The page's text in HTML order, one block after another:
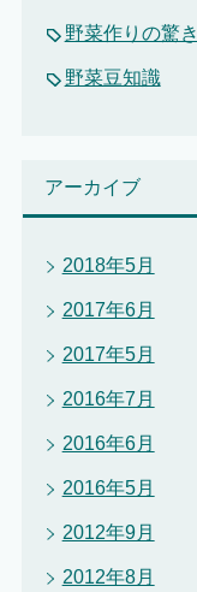
野菜作りの驚き
野菜豆知識
アーカイブ
2018年5月
2017年6月
2017年5月
2016年7月
2016年6月
2016年5月
2012年9月
2012年8月